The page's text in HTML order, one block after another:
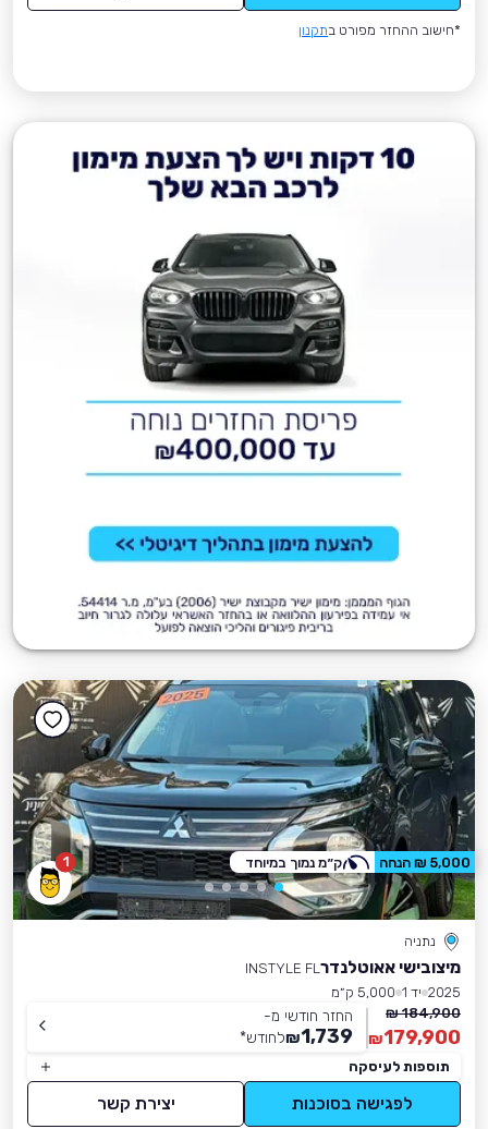
*חישוב ההחזר מפורט בתקנון
1
נתניה
מיצובישי אאוטלנדר INSTYLE FL
2025 יד 1
5,000 ק״מ
184,900 ₪
179,900
₪
החזר חודשי מ-
1,739
₪לחודש*
תוספות לעיסקה
לפגישה בסוכנות יצירת קשר
5,000 ₪ הנחה ק״מ נמוך במיוחד